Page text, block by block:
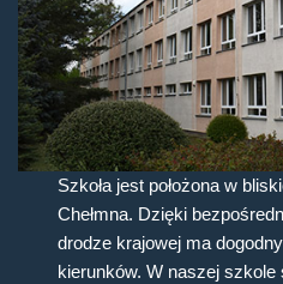
Szkoła jest położona w
Chełmna. Dzięki
drodze krajowej ma
kierunków. W naszej szkole